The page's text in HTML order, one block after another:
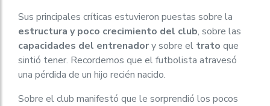
Sus principales críticas estuvieron puestas sobre la
estructura y poco crecimiento del club, sobre las
capacidades del entrenadory sobre el trato que
sintió tener. Recordemos que el futbolista atravesó
una pérdida de un hijo recién nacido.
Sobre el club manifestó que le sorprendió los pocos